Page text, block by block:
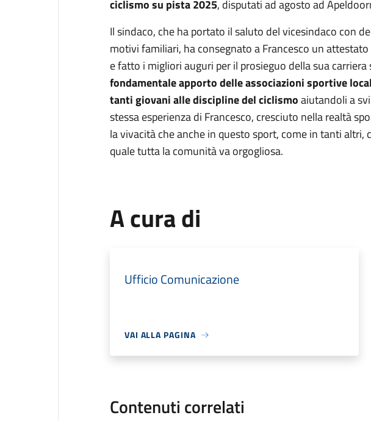
ciclismo su pista 2025, disputati ad agosto ad
Il sindaco, che ha portato il saluto del vicesindaco con
motivi familiari, ha consegnato a Francesco un
e fatto i migliori auguri per il prosieguo della sua
fondamentale apporto delle associazioni sportive
tanti giovani alle discipline del ciclismoaiutandoli a
stessa esperienza di Francesco, cresciuto nella realtà
la vivacità che anche in questo sport, come in tanti
quale tutta la comunità va orgogliosa.
A cura di
Ufficio Comunicazione
VAI ALLA PAGINA
Contenuti correlati